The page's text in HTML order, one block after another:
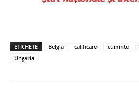
ETICHETE Belgia calificare cuminte
Ungaria